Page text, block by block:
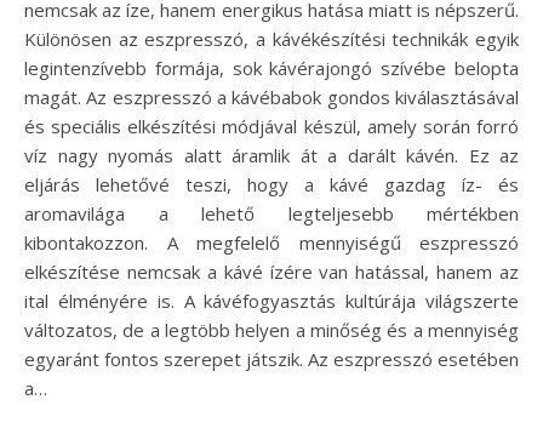
nemcsak az íze, hanem energikus hatása miatt is népszerű.
Különösen az eszpresszó, a kávékészítési technikák egyik
legintenzívebb formája, sok kávérajongó szívébe belopta
magát. Az eszpresszó a kávébabok gondos kiválasztásával
és speciális elkészítési módjával készül, amely során forró
víz nagy nyomás alatt áramlik át a darált kávén. Ez az
eljárás lehetővé teszi, hogy a kávé gazdag íz- és
aromavilága a lehető legteljesebb mértékben
kibontakozzon. A megfelelő mennyiségű eszpresszó
elkészítése nemcsak a kávé ízére van hatással, hanem az
ital élményére is. A kávéfogyasztás kultúrája világszerte
változatos, de a legtöbb helyen a minőség és a mennyiség
egyaránt fontos szerepet játszik. Az eszpresszó esetében
a…